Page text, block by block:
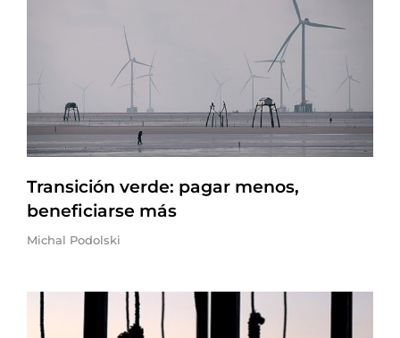
Transición verde: pagar menos,
beneficiarse más
Michal Podolski